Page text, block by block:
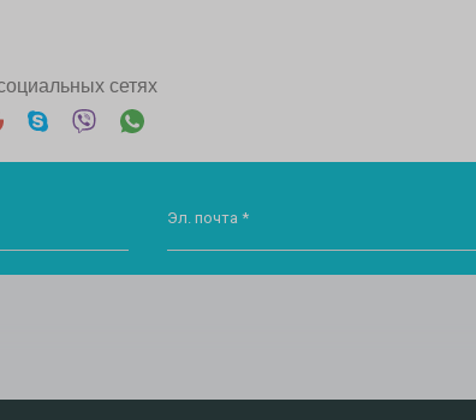
сетях
Эл. почта *